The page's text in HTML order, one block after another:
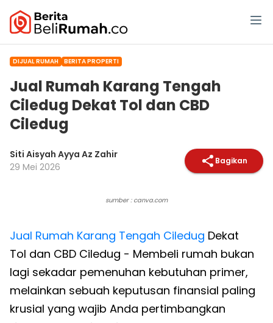
DIJUAL RUMAH BERITA PROPERTI
Jual Rumah Karang Tengah
Ciledug Dekat Tol dan CBD
Ciledug
Siti Aisyah Ayya Az Zahir
29 Mei 2026
Bagikan
sumber : canva.com
Jual Rumah Karang Tengah Ciledug Dekat
Tol dan CBD Ciledug - Membeli rumah bukan
lagi sekadar pemenuhan kebutuhan primer,
melainkan sebuah keputusan finansial paling
krusial yang wajib Anda pertimbangkan